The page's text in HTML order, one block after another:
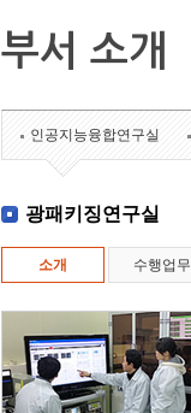
부서 소개
인공지능융합연구실
광패키징연구실
소개 수행업무